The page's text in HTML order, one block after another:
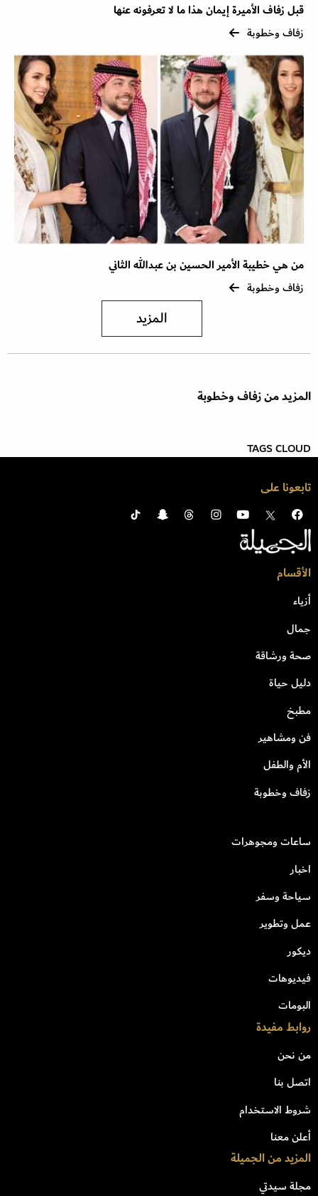
قبل زفاف الأميرة إيمان هذا ما لا تعرفونه عنها
زفاف وخطوبة
من هي خطيبة الأمير الحسين بن عبدالله الثاني
زفاف وخطوبة
المزيد
المزيد من زفاف وخطوبة
TAGS CLOUD
تابعونا على
الأقسام
أزياء
جمال
صحة ورشاقة
دليل حياة
مطبخ
فن ومشاهير
الأم والطفل
زفاف وخطوبة
ساعات ومجوهرات
اخبار
سياحة وسفر
عمل وتطوير
ديكور
فيديوهات
البومات
روابط مفيدة
من نحن
اتصل بنا
شروط الاستخدام
أعلن معنا
المزيد من الجميلة
مجلة سيدتي